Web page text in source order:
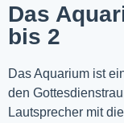
Das
bis 2
Das Aquarium ist
den
Lautsprecher mit